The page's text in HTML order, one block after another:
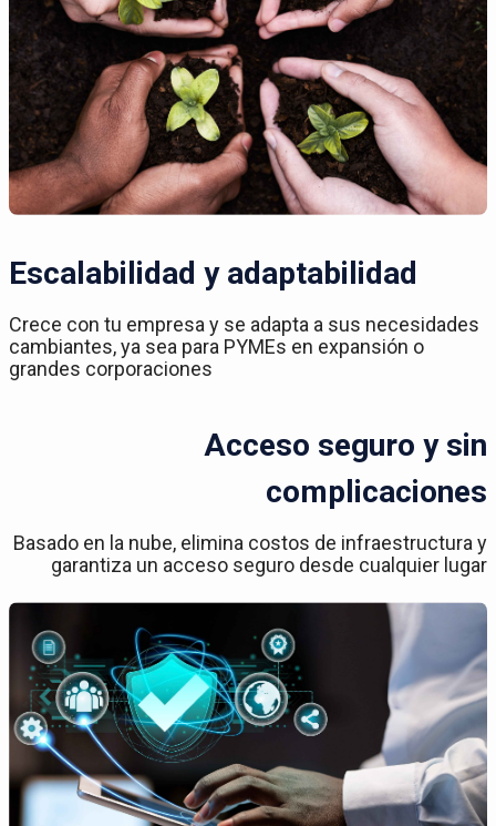
Escalabilidad y adaptabilidad
Crece con tu empresa y se adapta a sus necesidades
cambiantes, ya sea para PYMEs en expansión o
grandes corporaciones
Acceso seguro y sin
complicaciones
Basado en la nube, elimina costos de infraestructura y
garantiza un acceso seguro desde cualquier lugar